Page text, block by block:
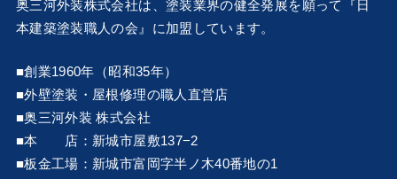
奥三河外装株式会社は、塗装業界の健全発展を願って『 日
本建築塗装職人の会 』に加盟しています。
■創業1960年（昭和35年）
■外壁塗装・屋根修理の職人直営店
■奥三河外装 株式会社
■本 店：新城市屋敷137−2
■板金工場：新城市富岡字半ノ木40番地の1